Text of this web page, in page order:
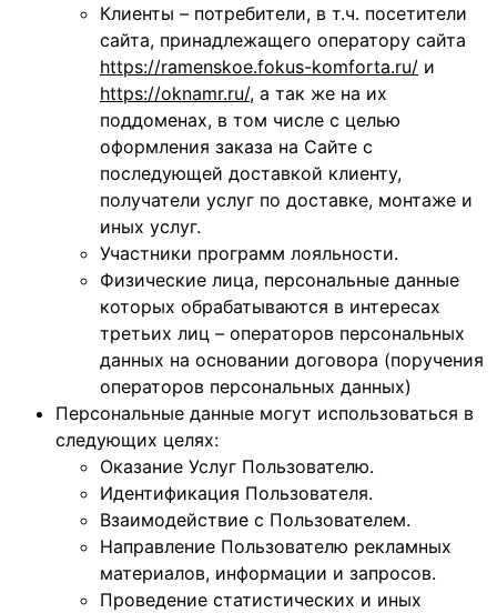
Клиенты – потребители, в т.ч. посетители
сайта, принадлежащего оператору сайта
https://ramenskoe.fokus-komforta.ru/ и
https://oknamr.ru/, а так же на их
поддоменах, в том числе с целью
оформления заказа на Сайте с
последующей доставкой клиенту,
получатели услуг по доставке, монтаже и
иных услуг.
Участники программ лояльности.
Физические лица, персональные данные
которых обрабатываются в интересах
третьих лиц – операторов персональных
данных на основании договора (поручения
операторов персональных данных)
Персональные данные могут использоваться в
следующих целях:
Оказание Услуг Пользователю.
Идентификация Пользователя.
Взаимодействие с Пользователем.
Направление Пользователю рекламных
материалов, информации и запросов.
Проведение статистических и иных